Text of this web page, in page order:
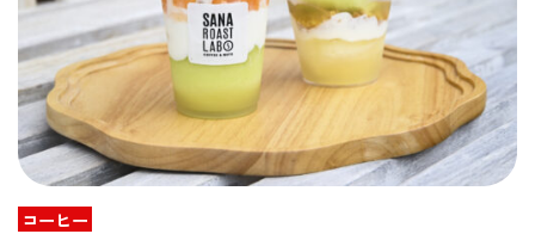
コーヒー